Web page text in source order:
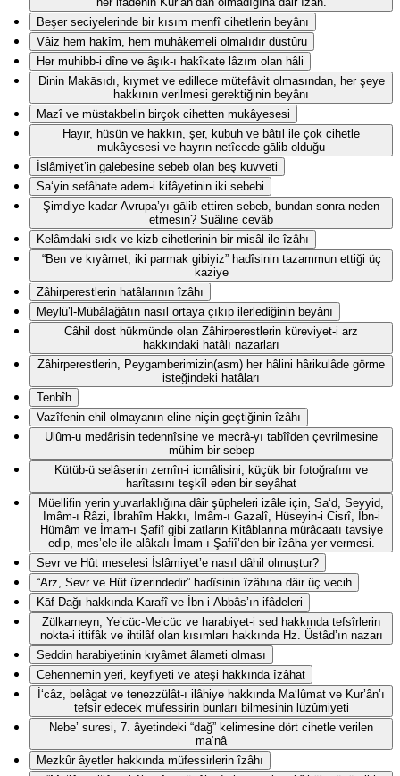
Beşer seciyelerinde bir kısım menfî cihetlerin beyânı
Vâiz hem hakîm, hem muhâkemeli olmalıdır düstûru
Her muhibb-i dîne ve âşık-ı hakîkate lâzım olan hâli
Dinin Makāsıdı, kıymet ve edillece mütefâvit olmasından, her şeye
hakkının verilmesi gerektiğinin beyânı
Mazî ve müstakbelin birçok cihetten mukâyesesi
Hayır, hüsün ve hakkın, şer, kubuh ve bâtıl ile çok cihetle
mukâyesesi ve hayrın netîcede gālib olduğu
İslâmiyet’in galebesine sebeb olan beş kuvveti
Sa‘yin sefâhate adem-i kifâyetinin iki sebebi
Şimdiye kadar Avrupa’yı gālib ettiren sebeb, bundan sonra neden
etmesin? Suâline cevâb
Kelâmdaki sıdk ve kizb cihetlerinin bir misâl ile îzâhı
“Ben ve kıyâmet, iki parmak gibiyiz” hadîsinin tazammun ettiği üç
kaziye
Zâhirperestlerin hatâlarının îzâhı
Meylü’l-Mübâlağâtın nasıl ortaya çıkıp ilerlediğinin beyânı
Câhil dost hükmünde olan Zâhirperestlerin küreviyet-i arz
hakkındaki hatâlı nazarları
Zâhirperestlerin, Peygamberimizin(asm) her hâlini hârikulâde görme
isteğindeki hatâları
Tenbîh
Vazîfenin ehil olmayanın eline niçin geçtiğinin îzâhı
Ulûm-u medârisin tedennîsine ve mecrâ-yı tabîîden çevrilmesine
mühim bir sebep
Kütüb-ü selâsenin zemîn-i icmâlisini, küçük bir fotoğrafını ve
harîtasını teşkîl eden bir seyâhat
Müellifin yerin yuvarlaklığına dâir şüpheleri izâle için, Sa‘d, Seyyid,
İmâm-ı Râzi, İbrahîm Hakkı, İmâm-ı Gazalî, Hüseyin-i Cisrî, İbn-i
Hümâm ve İmam-ı Şafiî gibi zatların Kitâblarına mürâcaatı tavsiye
edip, mes’ele ile alâkalı İmam-ı Şafiî’den bir îzâha yer vermesi.
Sevr ve Hût meselesi İslâmiyet’e nasıl dâhil olmuştur?
“Arz, Sevr ve Hût üzerindedir” hadîsinin îzâhına dâir üç vecih
Kāf Dağı hakkında Karafî ve İbn-i Abbâs’ın ifâdeleri
Zülkarneyn, Ye’cüc-Me’cüc ve harabiyet-i sed hakkında tefsîrlerin
nokta-i ittifâk ve ihtilâf olan kısımları hakkında Hz. Üstâd’ın nazarı
Seddin harabiyetinin kıyâmet âlameti olması
Cehennemin yeri, keyfiyeti ve ateşi hakkında îzâhat
İ‘câz, belâgat ve tenezzülât-ı ilâhiye hakkında Ma‘lûmat ve Kur’ân’ı
tefsîr edecek müfessirin bunları bilmesinin lüzûmiyeti
Nebe’ suresi, 7. âyetindeki “dağ” kelimesine dört cihetle verilen
ma‘nâ
Mezkûr âyetler hakkında müfessirlerin îzâhı